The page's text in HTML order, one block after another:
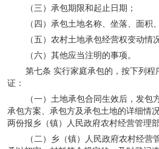
（三）承包期限和起止日期；
（四）承包土地名称、坐落、面积
（五）农村土地承包经营权变动情
（六）其他应当注明的事项。
第七条 实行家庭承包的，按下列程
证：
（一）土地承包合同生效后，发包
承包方案、承包方及承包土地的详细情
两份报乡（镇）人民政府农村经营管理部
（二）乡（镇）人民政府农村经营